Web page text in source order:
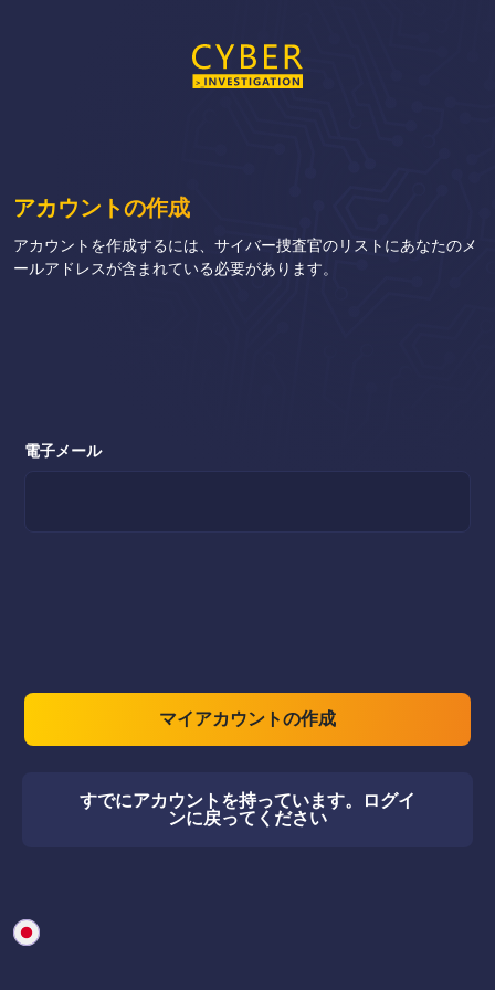
アカウントの作成
アカウントを作成するには、サイバー捜査官のリストにあなたのメ
ールアドレスが含まれている必要があります。
電子メール
マイアカウントの作成
すでにアカウントを持っています。ログイ
ンに戻ってください